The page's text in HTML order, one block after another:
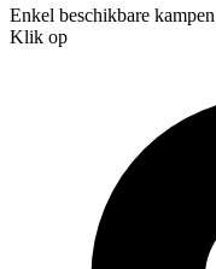
Enkel beschikbare kampen
Klik op